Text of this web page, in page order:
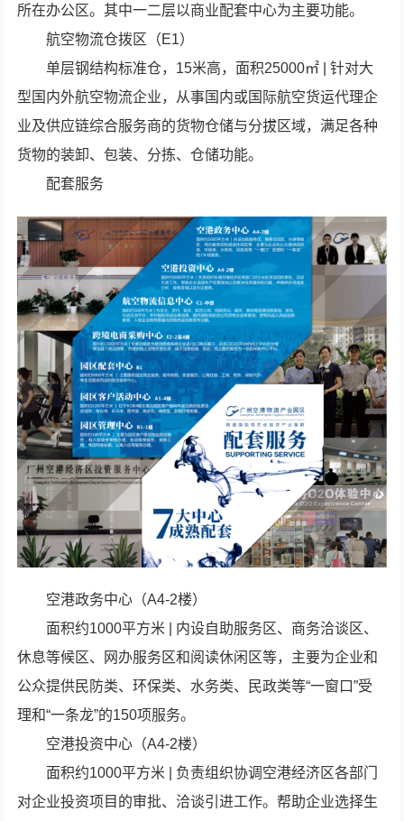
所在办公区。其中一二层以商业配套中心为主要功能。
航空物流仓拨区（E1）
单层钢结构标准仓，15米高，面积25000㎡ | 针对大
型国内外航空物流企业，从事国内或国际航空货运代理企
业及供应链综合服务商的货物仓储与分拔区域，满足各种
货物的装卸、包装、分拣、仓储功能。
配套服务
空港政务中心（A4-2楼）
面积约1000平方米 | 内设自助服务区、商务洽谈区、
休息等候区、网办服务区和阅读休闲区等，主要为企业和
公众提供民防类、环保类、水务类、民政类等“一窗口”受
理和“一条龙”的150项服务。
空港投资中心（A4-2楼）
面积约1000平方米 | 负责组织协调空港经济区各部门
对企业投资项目的审批、洽谈引进工作。帮助企业选择生